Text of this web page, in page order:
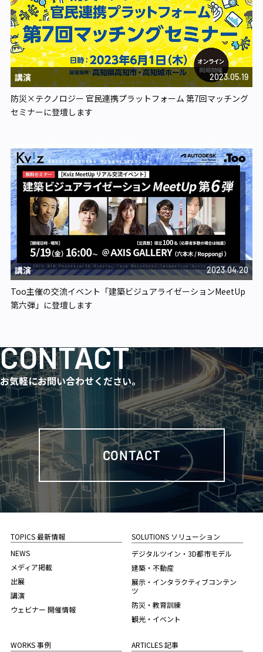
講演 2023.05.19
防災×テクノロジー 官民連携プラットフォーム 第7回マッチング
セミナーに登壇します
講演 2023.04.20
Too主催の交流イベント「建築ビジュアライゼーションMeetUp
第六弾」に登壇します
CONTACT
お気軽にお問い合わせください。
CONTACT
TOPICS 最新情報
NEWS
メディア掲載
出展
講演
ウェビナー 開催情報
WORKS 事例
SOLUTIONS ソリューション
デジタルツイン・3D都市モデル
建築・不動産
展示・インタラクティブコンテン
ツ
防災・教育訓練
観光・イベント
ARTICLES 記事